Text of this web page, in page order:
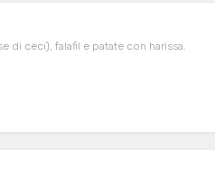
di ceci), falafil e patate con harissa.